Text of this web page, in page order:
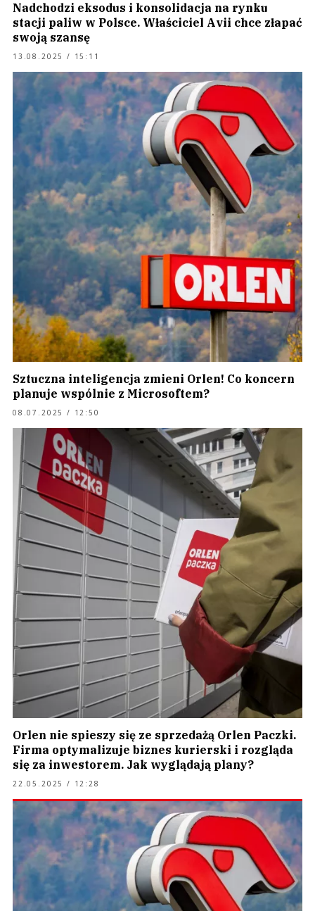
Nadchodzi eksodus i konsolidacja na rynku
stacji paliw w Polsce. Właściciel Avii chce złapać
swoją szansę
13.08.2025 / 15:11
Sztuczna inteligencja zmieni Orlen! Co koncern
planuje wspólnie z Microsoftem?
08.07.2025 / 12:50
Orlen nie spieszy się ze sprzedażą Orlen Paczki.
Firma optymalizuje biznes kurierski i rozgląda
się za inwestorem. Jak wyglądają plany?
22.05.2025 / 12:28